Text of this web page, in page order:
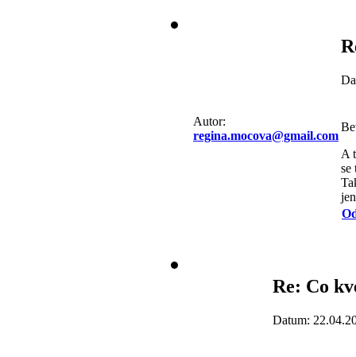
Autor:
regina.mocova@gmail.com
A
se
Re: Co
Datum: